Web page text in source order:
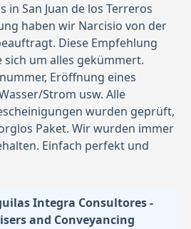
in San Juan de los Terreros
haben wir Narcisio von der
Diese Empfehlung
um alles gekümmert.
Eröffnung eines
Strom usw. Alle
wurden geprüft,
Paket. Wir wurden immer
Einfach perfekt und
Integra Consultores -
and Conveyancing